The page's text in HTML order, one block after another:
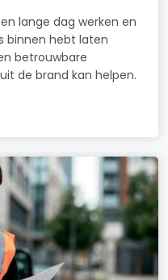
lange dag werken en
binnen hebt laten
betrouwbare
de brand kan helpen.